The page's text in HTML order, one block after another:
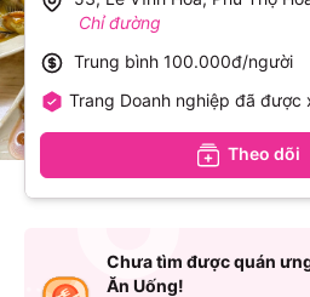
Chỉ đường
Trung bình 100.000đ/người
Trang Doanh nghiệp đã được
Theo dõi
Chưa tìm được quán
Ăn Uống!